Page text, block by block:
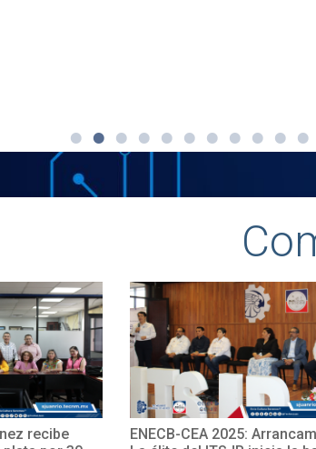
ENECB-CEA 2025: Arrancamos
El ITSJR